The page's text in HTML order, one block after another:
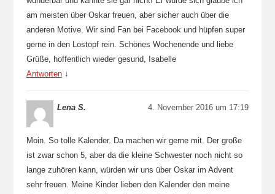
am meisten über Oskar freuen, aber sicher auch über die
anderen Motive. Wir sind Fan bei Facebook und hüpfen super
gerne in den Lostopf rein. Schönes Wochenende und liebe
Grüße, hoffentlich wieder gesund, Isabelle
Antworten ↓
Lena S. 4. November 2016 um 17:19
Moin. So tolle Kalender. Da machen wir gerne mit. Der große
ist zwar schon 5, aber da die kleine Schwester noch nicht so
lange zuhören kann, würden wir uns über Oskar im Advent
sehr freuen. Meine Kinder lieben den Kalender den meine